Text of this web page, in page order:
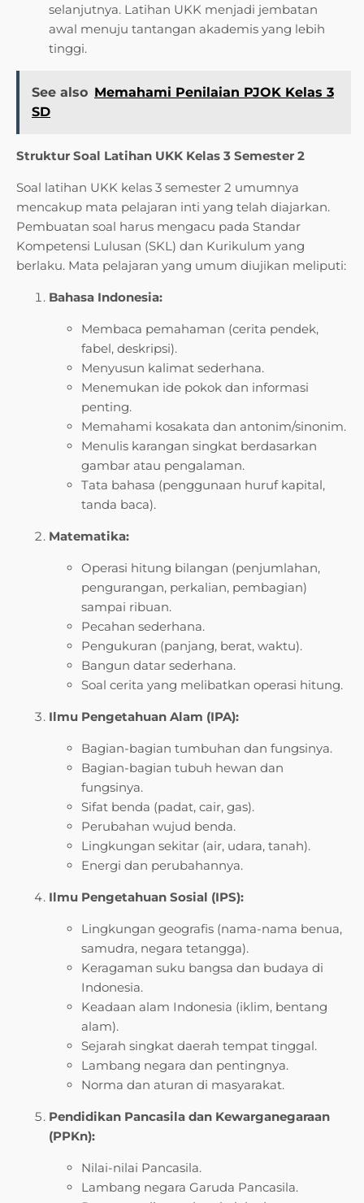
selanjutnya. Latihan UKK menjadi jembatan
awal menuju tantangan akademis yang lebih
tinggi.
See also Memahami Penilaian PJOK Kelas 3
SD
Struktur Soal Latihan UKK Kelas 3 Semester 2
Soal latihan UKK kelas 3 semester 2 umumnya
mencakup mata pelajaran inti yang telah diajarkan.
Pembuatan soal harus mengacu pada Standar
Kompetensi Lulusan (SKL) dan Kurikulum yang
berlaku. Mata pelajaran yang umum diujikan meliputi:
Bahasa Indonesia:
Membaca pemahaman (cerita pendek,
fabel, deskripsi).
Menyusun kalimat sederhana.
Menemukan ide pokok dan informasi
penting.
Memahami kosakata dan antonim/sinonim.
Menulis karangan singkat berdasarkan
gambar atau pengalaman.
Tata bahasa (penggunaan huruf kapital,
tanda baca).
Matematika:
Operasi hitung bilangan (penjumlahan,
pengurangan, perkalian, pembagian)
sampai ribuan.
Pecahan sederhana.
Pengukuran (panjang, berat, waktu).
Bangun datar sederhana.
Soal cerita yang melibatkan operasi hitung.
Ilmu Pengetahuan Alam (IPA):
Bagian-bagian tumbuhan dan fungsinya.
Bagian-bagian tubuh hewan dan
fungsinya.
Sifat benda (padat, cair, gas).
Perubahan wujud benda.
Lingkungan sekitar (air, udara, tanah).
Energi dan perubahannya.
Ilmu Pengetahuan Sosial (IPS):
Lingkungan geografis (nama-nama benua,
samudra, negara tetangga).
Keragaman suku bangsa dan budaya di
Indonesia.
Keadaan alam Indonesia (iklim, bentang
alam).
Sejarah singkat daerah tempat tinggal.
Lambang negara dan pentingnya.
Norma dan aturan di masyarakat.
Pendidikan Pancasila dan Kewarganegaraan
(PPKn):
Nilai-nilai Pancasila.
Lambang negara Garuda Pancasila.